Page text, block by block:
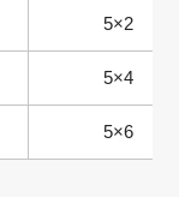
5×2
5×4
5×6